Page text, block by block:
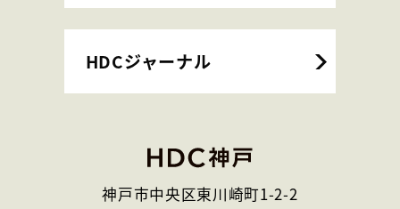
HDCジャーナル
神戸市中央区東川崎町1-2-2